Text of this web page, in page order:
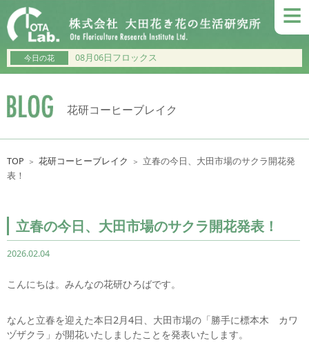
≡
今日の花 08月06日フロックス
花研コーヒーブレイク
TOP ＞ 花研コーヒーブレイク ＞ 立春の今日、大田市場のサクラ開花発
表！
立春の今日、大田市場のサクラ開花発表！
2026.02.04
こんにちは。みんなの花研ひろばです。
なんと立春を迎えた本日2月4日、大田市場の「勝手に標本木 カワ
ヅザクラ」が開花いたしましたことを発表いたします。